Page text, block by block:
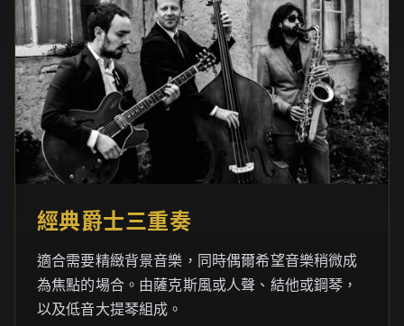
經典爵士三重奏
適合需要精緻背景音樂，同時偶爾希望音樂稍微成
為焦點的場合。由薩克斯風或人聲、結他或鋼琴，
以及低音大提琴組成。